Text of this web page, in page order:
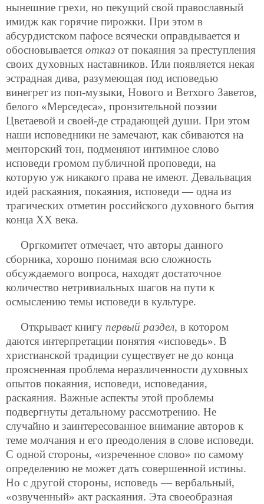
нынешние грехи, но пекущий свой православный
имидж как горячие пирожки. При этом в
абсурдистском пафосе всячески оправдывается и
обосновывается отказ от покаяния за преступления
своих духовных наставников. Или появляется некая
эстрадная дива, разумеющая под исповедью
винегрет из поп-музыки, Нового и Ветхого Заветов,
белого «Мерседеса», пронзительной поэзии
Цветаевой и своей-де страдающей души. При этом
наши исповедники не замечают, как сбиваются на
менторский тон, подменяют интимное слово
исповеди громом публичной проповеди, на
которую уж никакого права не имеют. Девальвация
идей раскаяния, покаяния, исповеди — одна из
трагических отметин российского духовного бытия
конца XX века.
Оргкомитет отмечает, что авторы данного
сборника, хорошо понимая всю сложность
обсуждаемого вопроса, находят достаточное
количество нетривиальных шагов на пути к
осмыслению темы исповеди в культуре.
Открывает книгу первый раздел, в котором
даются интерпретации понятия «исповедь». В
христианской традиции существует не до конца
проясненная проблема неразличенности духовных
опытов покаяния, исповеди, исповедания,
раскаяния. Важные аспекты этой проблемы
подвергнуты детальному рассмотрению. Не
случайно и заинтересованное внимание авторов к
теме молчания и его преодоления в слове исповеди.
С одной стороны, «изреченное слово» по самому
определению не может дать совершенной истины.
Но с другой стороны, исповедь — вербальный,
«озвученный» акт раскаяния. Эта своеобразная